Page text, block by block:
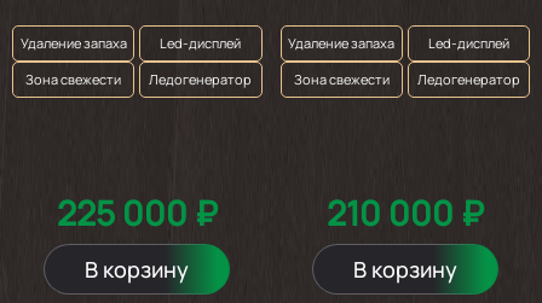
Удаление запаха
Led-дисплей
Зона свежести
Ледогенератор
225 000 ₽
В корзину
Удаление запаха
Led-дисплей
Зона свежести
Ледогенератор
210 000 ₽
В корзину